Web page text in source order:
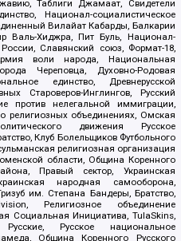
Таблиги Джамаат, Свидетели
Национал-социалистическое
Вилайат Кабарды, Балкарии
Валь-Хиджра, Пит Буль, Национал-
Славянский союз, Формат-18,
воли народа, Национальная
Череповца, Духовно-Родовая
единство, Древнерусской
Староверов-Инглингов, Русский
против нелегальной иммиграции,
религиозных объединениях, Омская
движения Русское
Клуб Болельщиков Футбольного
религиозная организация
области, Община Коренного
Правый сектор, Украинская
народная самооборона,
им. Степана Бандеры, Братство,
Религиозное объединение
Социальная Инициатива, TulaSkins,
Русские, Русское национальное
Община Коренного Русского